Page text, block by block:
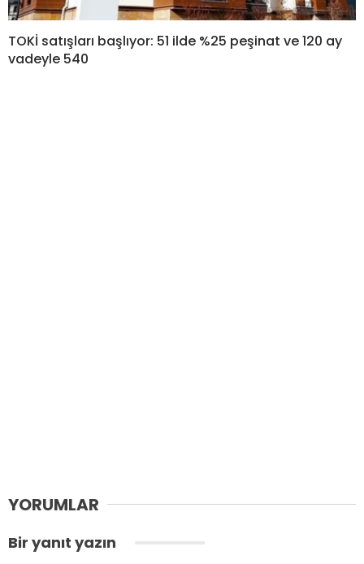
TOKİ satışları başlıyor: 51 ilde %25 peşinat ve 120 ay
vadeyle 540
YORUMLAR
Bir yanıt yazın